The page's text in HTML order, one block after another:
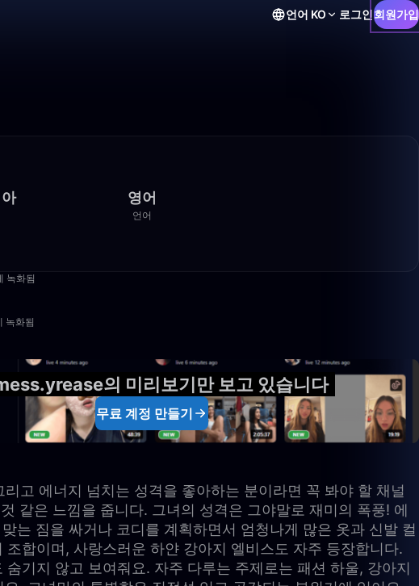
언어 KO 로그인회원가입
영어
언어
녹화됨
녹화됨
의 미리보기만 보고 있습니다
무료 계정 만들기
고 에너지 넘치는 성격을 좋아하는 분이라면 꼭 봐야 할 채널
같은 느낌을 줍니다. 그녀의 성격은 그야말로 재미의 폭풍! 에
는 짐을 싸거나 코디를 계획하면서 엄청나게 많은 옷과 신발 컬
합이며, 사랑스러운 하얀 강아지 엘비스도 자주 등장합니다.
기지 않고 보여줘요. 자주 다루는 주제로는 패션 하울, 강아지